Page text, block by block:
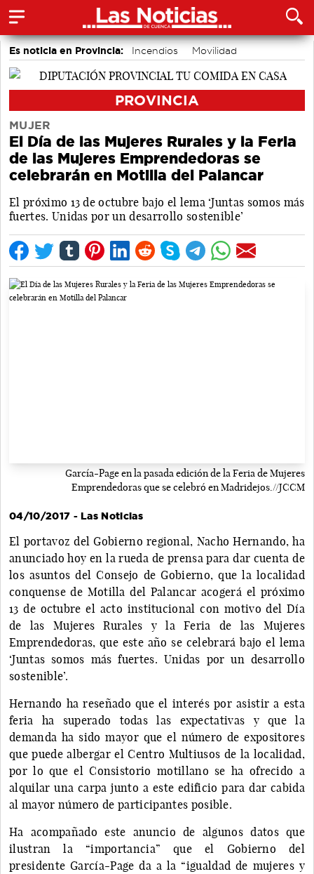
Es noticia en Provincia: Incendios Movilidad
PROVINCIA
MUJER
El Día de las Mujeres Rurales y la Feria
de las Mujeres Emprendedoras se
celebrarán en Motilla del Palancar
El próximo 13 de octubre bajo el lema ‘Juntas somos más
fuertes. Unidas por un desarrollo sostenible’
García-Page en la pasada edición de la Feria de Mujeres
Emprendedoras que se celebró en Madridejos.//JCCM
04/10/2017 - Las Noticias
El portavoz del Gobierno regional, Nacho Hernando, ha
anunciado hoy en la rueda de prensa para dar cuenta de
los asuntos del Consejo de Gobierno, que la localidad
conquense de Motilla del Palancar acogerá el próximo
13 de octubre el acto institucional con motivo del Día
de las Mujeres Rurales y la Feria de las Mujeres
Emprendedoras, que este año se celebrará bajo el lema
‘Juntas somos más fuertes. Unidas por un desarrollo
sostenible’.
Hernando ha reseñado que el interés por asistir a esta
feria ha superado todas las expectativas y que la
demanda ha sido mayor que el número de expositores
que puede albergar el Centro Multiusos de la localidad,
por lo que el Consistorio motillano se ha ofrecido a
alquilar una carpa junto a este edificio para dar cabida
al mayor número de participantes posible.
Ha acompañado este anuncio de algunos datos que
ilustran la “importancia” que el Gobierno del
presidente García-Page da a la “igualdad de mujeres y